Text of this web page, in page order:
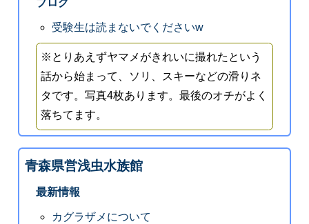
ブログ
受験生は読まないでくださいw
※とりあえずヤマメがきれいに撮れたという
話から始まって、ソリ、スキーなどの滑りネ
タです。写真4枚あります。最後のオチがよく
落ちてます。
青森県営浅虫水族館
最新情報
カグラザメについて